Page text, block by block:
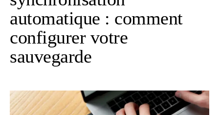
automatique : comment
configurer votre
sauvegarde